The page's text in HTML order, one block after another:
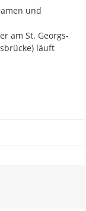
und
am St. Georgs-
läuft